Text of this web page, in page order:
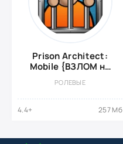
Prison Architect:
Mobile {ВЗЛОМ на
РОЛЕВЫЕ
4.4+ 257 Мб